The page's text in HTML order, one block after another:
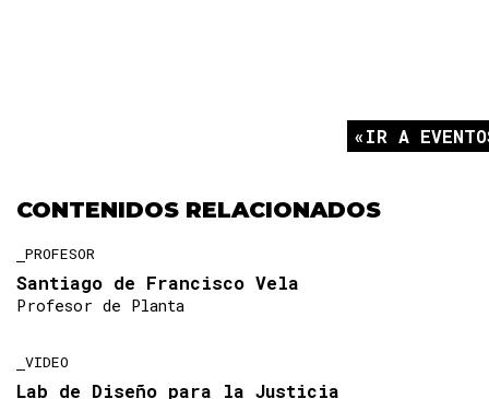
IR A
CONTENIDOS RELACIONADOS
PROFESOR
Santiago de Francisco Vela
Profesor de Planta
VIDEO
Lab de Diseño para la Justicia